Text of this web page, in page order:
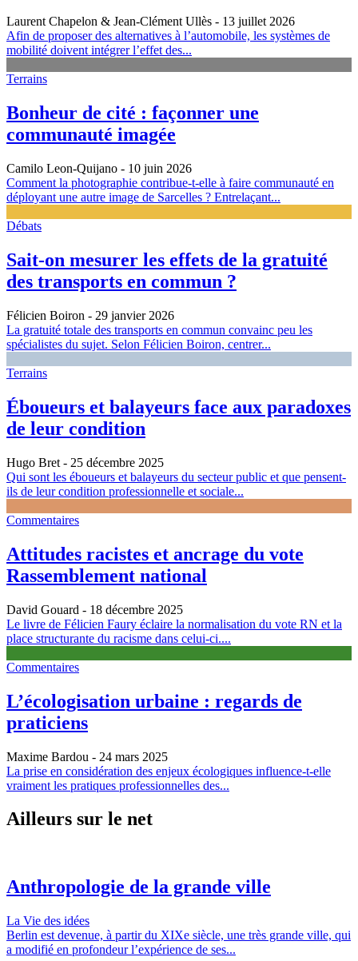
Laurent Chapelon & Jean-Clément Ullès - 13 juillet 2026
Afin de proposer des alternatives à l’automobile, les systèmes de
mobilité doivent intégrer l’effet des...
Terrains
Bonheur de cité : façonner une
communauté imagée
Camilo Leon-Quijano - 10 juin 2026
Comment la photographie contribue-t-elle à faire communauté en
déployant une autre image de Sarcelles ? Entrelaçant...
Débats
Sait-on mesurer les effets de la gratuité
des transports en commun ?
Félicien Boiron - 29 janvier 2026
La gratuité totale des transports en commun convainc peu les
spécialistes du sujet. Selon Félicien Boiron, centrer...
Terrains
Éboueurs et balayeurs face aux paradoxes
de leur condition
Hugo Bret - 25 décembre 2025
Qui sont les éboueurs et balayeurs du secteur public et que pensent-
ils de leur condition professionnelle et sociale...
Commentaires
Attitudes racistes et ancrage du vote
Rassemblement national
David Gouard - 18 décembre 2025
Le livre de Félicien Faury éclaire la normalisation du vote RN et la
place structurante du racisme dans celui-ci....
Commentaires
L’écologisation urbaine : regards de
praticiens
Maxime Bardou - 24 mars 2025
La prise en considération des enjeux écologiques influence-t-elle
vraiment les pratiques professionnelles des...
Ailleurs sur le net
Anthropologie de la grande ville
La Vie des idées
Berlin est devenue, à partir du XIXe siècle, une très grande ville, qui
a modifié en profondeur l’expérience de ses...